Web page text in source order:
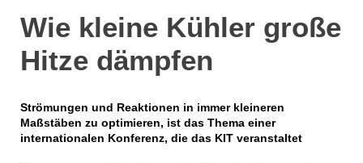
Wie kleine Kühler große
Hitze dämpfen
Strömungen und Reaktionen in immer kleineren
Maßstäben zu optimieren, ist das Thema einer
internationalen Konferenz, die das KIT veranstaltet